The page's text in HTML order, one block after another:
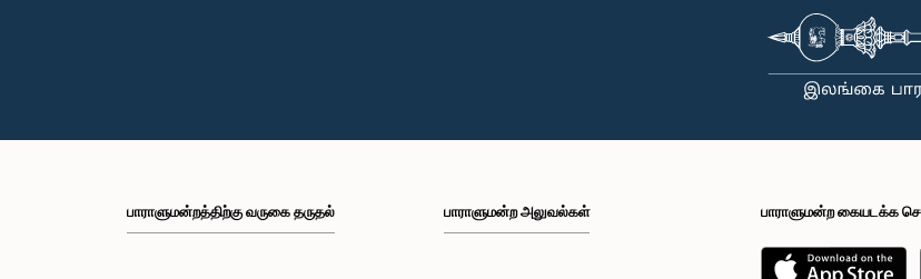
பாராளுமன்றத்திற்கு வருகை தருதல் பாராளுமன்ற அலுவல்கள் பாராளுமன்ற கையடக்க